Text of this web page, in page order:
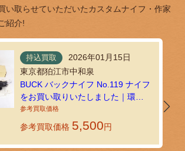
い取らせていただいたカスタムナイフ・作家
紹介!
持込買取
2026年01月15日
東京都狛江市中和泉
BUCK バックナイフ No.119 ナイフ
をお買い取りいたしました｜環七
ホビーの持込買取
参考買取価格 5,500円